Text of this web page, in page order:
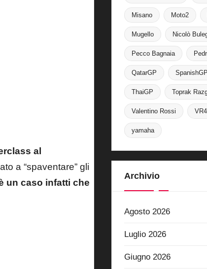
al
a “spaventare” gli
un caso infatti che
Misano Moto2
Mugello Nicolò
Pecco Bagnaia
QatarGP SpanishGP
ThaiGP Toprak
Valentino Rossi
yamaha
Archivio
Agosto 2026
Luglio 2026
Giugno 2026